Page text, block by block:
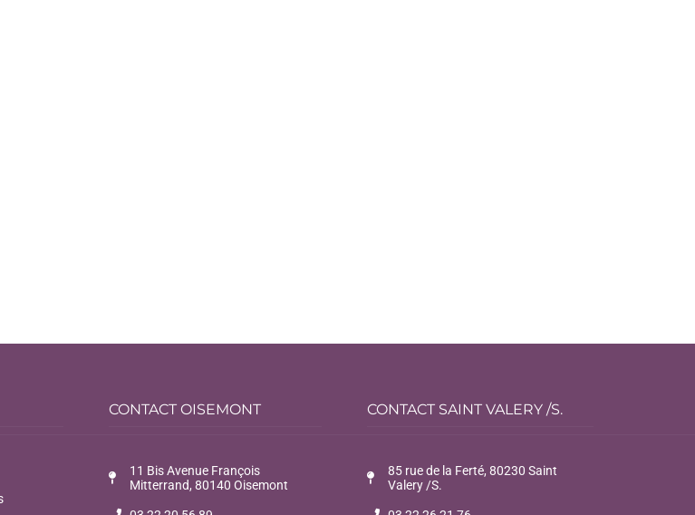
CONTACT OISEMONT
11 Bis Avenue François
Mitterrand, 80140 Oisemont
CONTACT SAINT VALERY /S.
85 rue de la Ferté, 80230 Saint
Valery /S.